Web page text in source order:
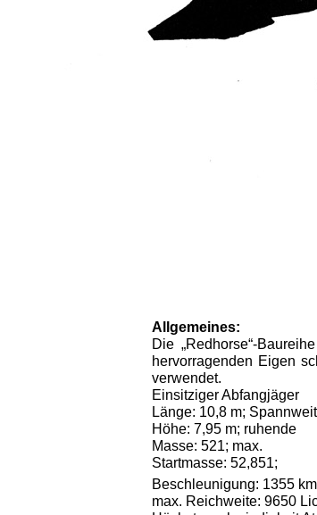
Allgemeines:
Die „Redhorse“-
hervorragenden Eigen
verwendet.
Einsitziger Abfangjäger
Länge: 10,8 m;
Höhe: 7,95 m; ru­hende
Masse: 521; max.
Startmasse: 52,851;
Beschleu­nigung: 1355
max. Reichweite: 9650